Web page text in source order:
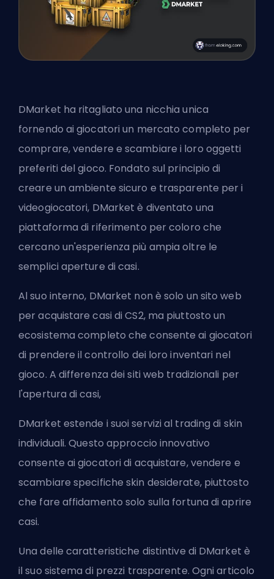
DMarket ha ritagliato una nicchia unica
fornendo ai giocatori un mercato completo per
comprare, vendere e scambiare i loro oggetti
preferiti del gioco. Fondato sul principio di
creare un ambiente sicuro e trasparente per i
videogiocatori, DMarket è diventato una
piattaforma di riferimento per coloro che
cercano un'esperienza più ampia oltre le
semplici aperture di casi.
Al suo interno, DMarket non è solo un sito web
per acquistare casi di CS2, ma piuttosto un
ecosistema completo che consente ai giocatori
di prendere il controllo dei loro inventari nel
gioco. A differenza dei siti web tradizionali per
l'apertura di casi,
DMarket estende i suoi servizi al trading di skin
individuali. Questo approccio innovativo
consente ai giocatori di acquistare, vendere e
scambiare specifiche skin desiderate, piuttosto
che fare affidamento solo sulla fortuna di aprire
casi.
Una delle caratteristiche distintive di DMarket è
il suo sistema di prezzi trasparente. Ogni articolo